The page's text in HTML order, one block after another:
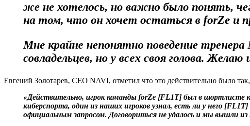
же не хотелось, но важно было понять,
на том, что он хочет остаться в forZe и
Мне крайне непонятно поведение тренера
совладельцев, но у всех своя голова. Желаю
Евгений Золотарев, CEO NAVI, отметил что это действительно было
«Действительно, игрок команды forZe [FL1T] был в шортлисте
киберспорта, один из наших игроков узнал, есть ли у него
официальным запросом. Договориться не удалось и мы вышли из